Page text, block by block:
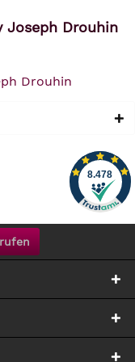
Joseph Drouhin
Drouhin